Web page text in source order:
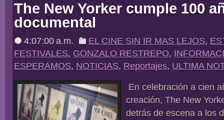
The New Yorker cumple 100
documental
4:07:00 a.m. EL CINE SIN IR MAS LEJOS,
FESTIVALES, GONZALO RESTREPO,
ESPERAMOS, NOTICIAS, Reportajes, ULTIMA
En celebración a cien
creación, The New
detrás de escena a los